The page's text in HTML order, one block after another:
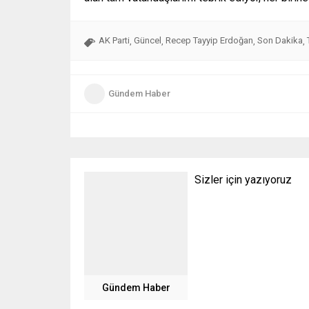
AK Parti Güncel Recep Tayyip Erdoğan Son Dakika
Gündem Haber
Gündem Haber
Sizler için yazıyoruz